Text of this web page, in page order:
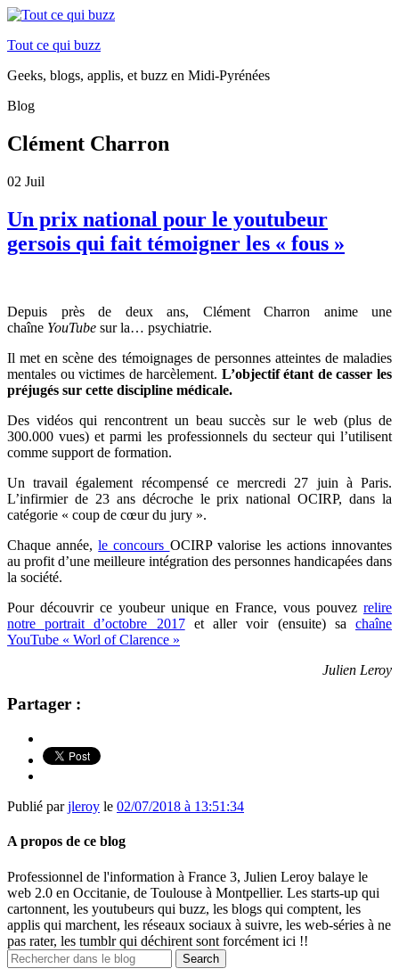
Tout ce qui buzz
Geeks, blogs, applis, et buzz en Midi-Pyrénées
Blog
Clément Charron
02 Juil
Un prix national pour le youtubeur
gersois qui fait témoigner les « fous »
Depuis près de deux ans, Clément Charron anime une
chaîne YouTube sur la… psychiatrie.
Il met en scène des témoignages de personnes atteintes de maladies
mentales ou victimes de harcèlement. L’objectif étant de casser les
préjugés sur cette discipline médicale.
Des vidéos qui rencontrent un beau succès sur le web (plus de
300.000 vues) et parmi les professionnels du secteur qui l’utilisent
comme support de formation.
Un travail également récompensé ce mercredi 27 juin à Paris.
L’infirmier de 23 ans décroche le prix national OCIRP, dans la
catégorie « coup de cœur du jury ».
Chaque année,le concours OCIRP valorise les actions innovantes
au profit d’une meilleure intégration des personnes handicapées dans
la société.
Pour découvrir ce youbeur unique en France, vous pouvez relire
notre portrait d’octobre 2017et aller voir (ensuite) sachaîne
YouTube « Worl of Clarence »
Julien Leroy
Partager :
Publié parjleroy le 02/07/2018 à 13:51:34
A propos de ce blog
Professionnel de l'information à France 3, Julien Leroy balaye le
web 2.0 en Occitanie, de Toulouse à Montpellier. Les starts-up qui
cartonnent, les youtubeurs qui buzz, les blogs qui comptent, les
applis qui marchent, les réseaux sociaux à suivre, les web-séries à ne
pas rater, les tumblr qui déchirent sont forcément ici !!